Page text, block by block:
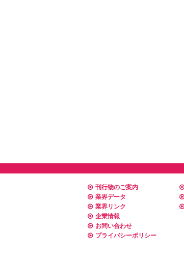
刊行物のご案内
業界データ
業界リンク
企業情報
お問い合わせ
プライバシーポリシー